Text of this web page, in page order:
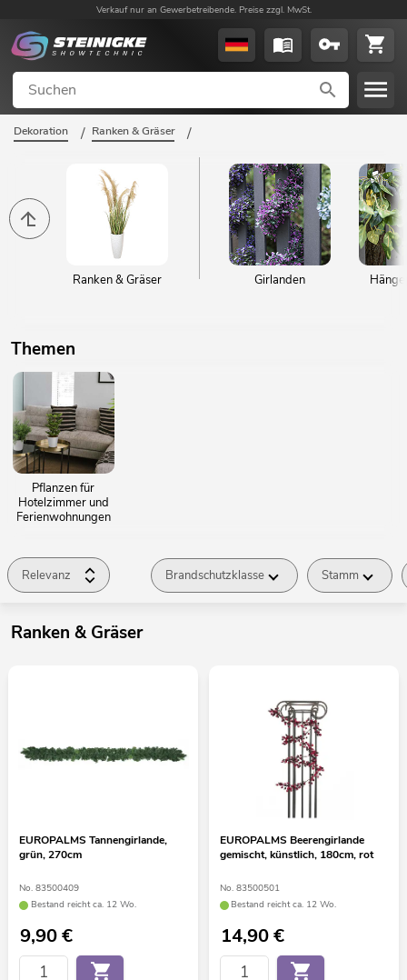
Verkauf nur an Gewerbetreibende. Preise zzgl. MwSt.
Dekoration / Ranken & Gräser /
Ranken & Gräser Girlanden
Themen
Pflanzen für
Hotelzimmer und
Ferienwohnungen
Relevanz Brandschutzklasse Stamm
Ranken & Gräser
EUROPALMS Tannengirlande,
grün, 270cm
No. 83500409
Bestand reicht ca. 12 Wo.
9,90€
EUROPALMS Beerengirlande
gemischt, künstlich, 180cm, rot
No. 83500501
Bestand reicht ca. 12 Wo.
14,90€